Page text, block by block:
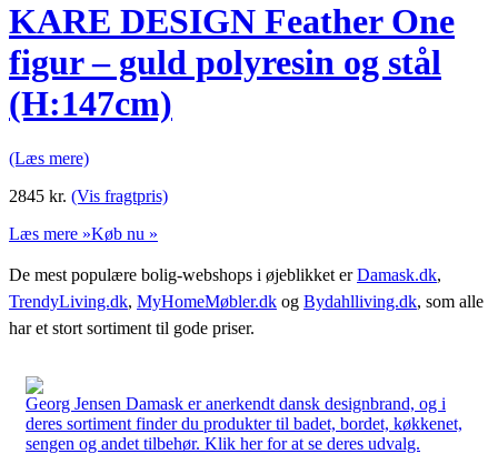
KARE DESIGN Feather One
figur – guld polyresin og stål
(H:147cm)
(Læs mere)
2845 kr. (Vis fragtpris)
Læs mere »Køb nu »
De mest populære bolig-webshops i øjeblikket erDamask.dk,
TrendyLiving.dk, MyHomeMøbler.dk og Bydahlliving.dk, som alle
har et stort sortiment til gode priser.
Georg Jensen Damask er anerkendt dansk designbrand, og i
deres sortiment finder du produkter til badet, bordet, køkkenet,
sengen og andet tilbehør. Klik her for at se deres udvalg.